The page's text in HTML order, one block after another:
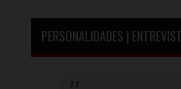
PERSONALIDADES |